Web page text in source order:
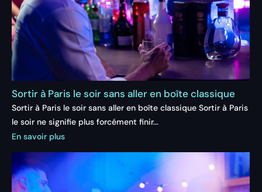
Sortir à Paris le soir sans aller en boîte classique
Sortir à Paris le soir sans aller en boîte classique Sortir à Paris
le soir ne signifie plus forcément finir...
En savoir plus